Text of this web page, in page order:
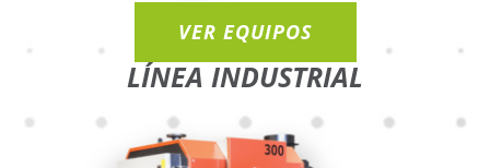
VER EQUIPOS
LÍNEA INDUSTRIAL